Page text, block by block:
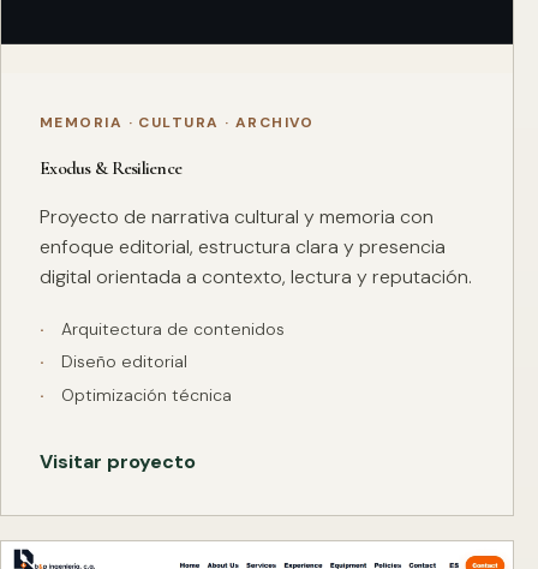
MEMORIA · CULTURA · ARCHIVO
Exodus & Resilience
Proyecto de narrativa cultural y memoria con
enfoque editorial, estructura clara y presencia
digital orientada a contexto, lectura y reputación.
Arquitectura de contenidos
Diseño editorial
Optimización técnica
Visitar proyecto